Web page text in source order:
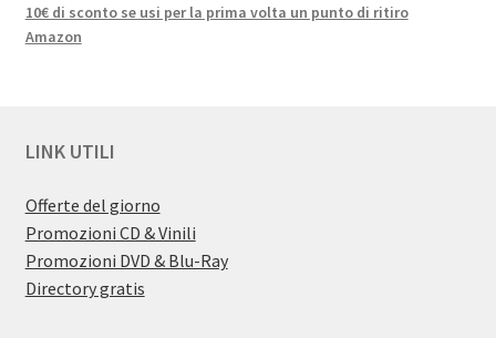
10€ di sconto se usi per la prima volta un punto di ritiro
Amazon
LINK UTILI
Offerte del giorno
Promozioni CD & Vinili
Promozioni DVD & Blu-Ray
Directory gratis